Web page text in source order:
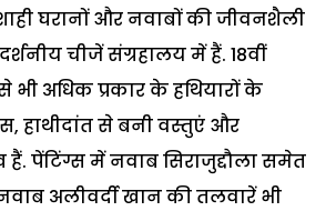
घरानों और नवाबों की जीवनशैली
चीजें संग्रहालय में हैं. 18वीं
भी अधिक प्रकार के हथियारों के
हाथीदांत से बनी वस्तुएं और
पेंटिंग्स में नवाब सिराजुद्दौला समेत
अलीवर्दी खान की तलवारें भी